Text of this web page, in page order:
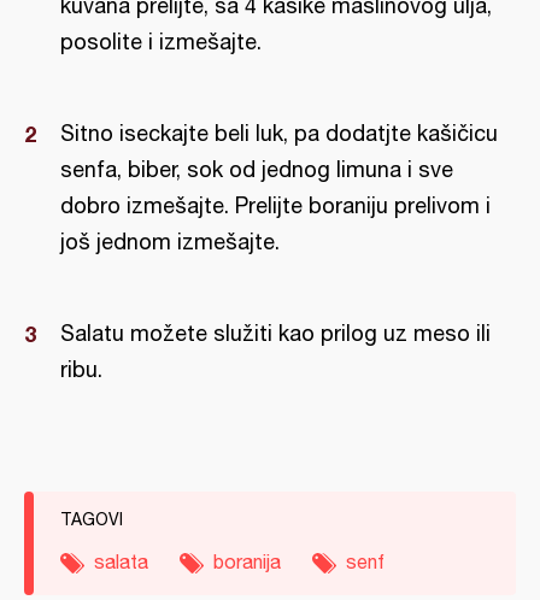
kuvana prelijte, sa 4 kašike maslinovog ulja,
posolite i izmešajte.
Sitno iseckajte beli luk, pa dodatjte kašičicu
senfa, biber, sok od jednog limuna i sve
dobro izmešajte. Prelijte boraniju prelivom i
još jednom izmešajte.
Salatu možete služiti kao prilog uz meso ili
ribu.
TAGOVI
salata boranija senf